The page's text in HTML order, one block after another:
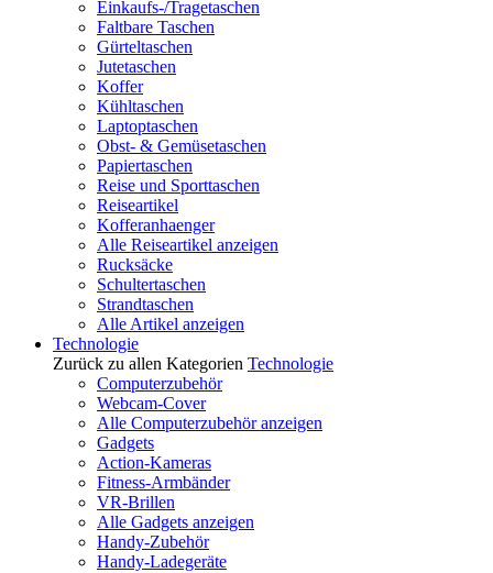
Einkaufs-/Tragetaschen
Faltbare Taschen
Gürteltaschen
Jutetaschen
Koffer
Kühltaschen
Laptoptaschen
Obst- & Gemüsetaschen
Papiertaschen
Reise und Sporttaschen
Reiseartikel
Kofferanhaenger
Alle Reiseartikel anzeigen
Rucksäcke
Schultertaschen
Strandtaschen
Alle Artikel anzeigen
Technologie
Zurück zu allen Kategorien Technologie
Computerzubehör
Webcam-Cover
Alle Computerzubehör anzeigen
Gadgets
Action-Kameras
Fitness-Armbänder
VR-Brillen
Alle Gadgets anzeigen
Handy-Zubehör
Handy-Ladegeräte